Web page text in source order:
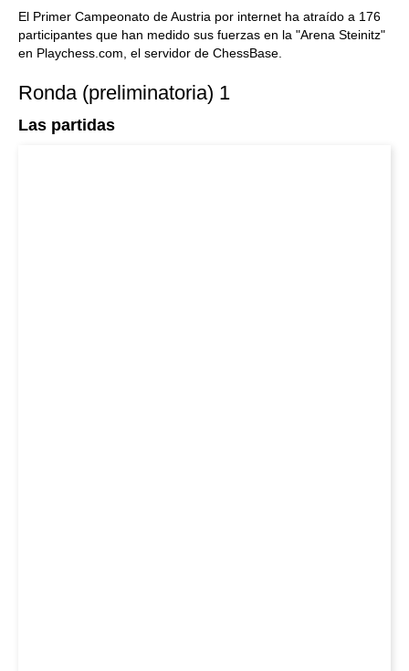
El Primer Campeonato de Austria por internet ha atraído a 176
participantes que han medido sus fuerzas en la "Arena Steinitz"
en Playchess.com, el servidor de ChessBase.
Ronda (preliminatoria) 1
Las partidas